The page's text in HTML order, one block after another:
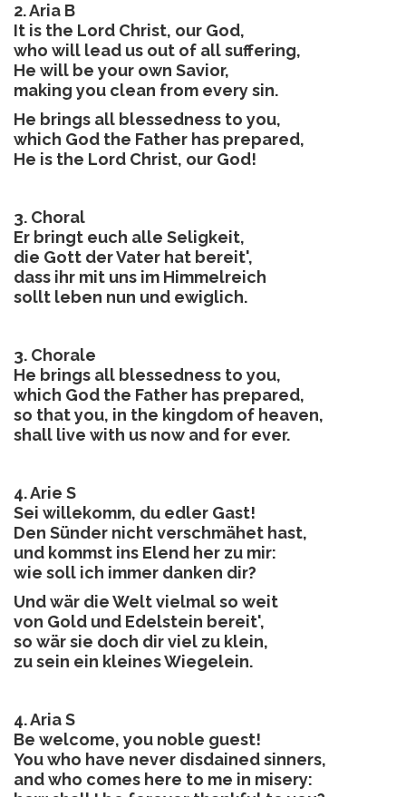
2. Aria B
It is the Lord Christ, our God,
who will lead us out of all suffering,
He will be your own Savior,
making you clean from every sin.
He brings all blessedness to you,
which God the Father has prepared,
He is the Lord Christ, our God!
3. Choral
Er bringt euch alle Seligkeit,
die Gott der Vater hat bereit',
dass ihr mit uns im Himmelreich
sollt leben nun und ewiglich.
3. Chorale
He brings all blessedness to you,
which God the Father has prepared,
so that you, in the kingdom of heaven,
shall live with us now and for ever.
4. Arie S
Sei willekomm, du edler Gast!
Den Sünder nicht verschmähet hast,
und kommst ins Elend her zu mir:
wie soll ich immer danken dir?
Und wär die Welt vielmal so weit
von Gold und Edelstein bereit',
so wär sie doch dir viel zu klein,
zu sein ein kleines Wiegelein.
4. Aria S
Be welcome, you noble guest!
You who have never disdained sinners,
and who comes here to me in misery: